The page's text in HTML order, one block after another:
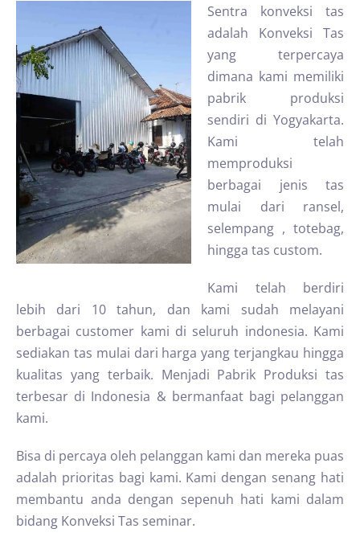
Sentra konveksi tas
adalah Konveksi Tas
yang terpercaya
dimana kami memiliki
pabrik produksi
sendiri di Yogyakarta.
Kami telah
memproduksi
berbagai jenis tas
mulai dari ransel,
selempang , totebag,
hingga tas custom.
Kami telah berdiri
lebih dari 10 tahun, dan kami sudah melayani
berbagai customer kami di seluruh indonesia. Kami
sediakan tas mulai dari harga yang terjangkau hingga
kualitas yang terbaik. Menjadi Pabrik Produksi tas
terbesar di Indonesia & bermanfaat bagi pelanggan
kami.
Bisa di percaya oleh pelanggan kami dan mereka puas
adalah prioritas bagi kami. Kami dengan senang hati
membantu anda dengan sepenuh hati kami dalam
bidang Konveksi Tas seminar.